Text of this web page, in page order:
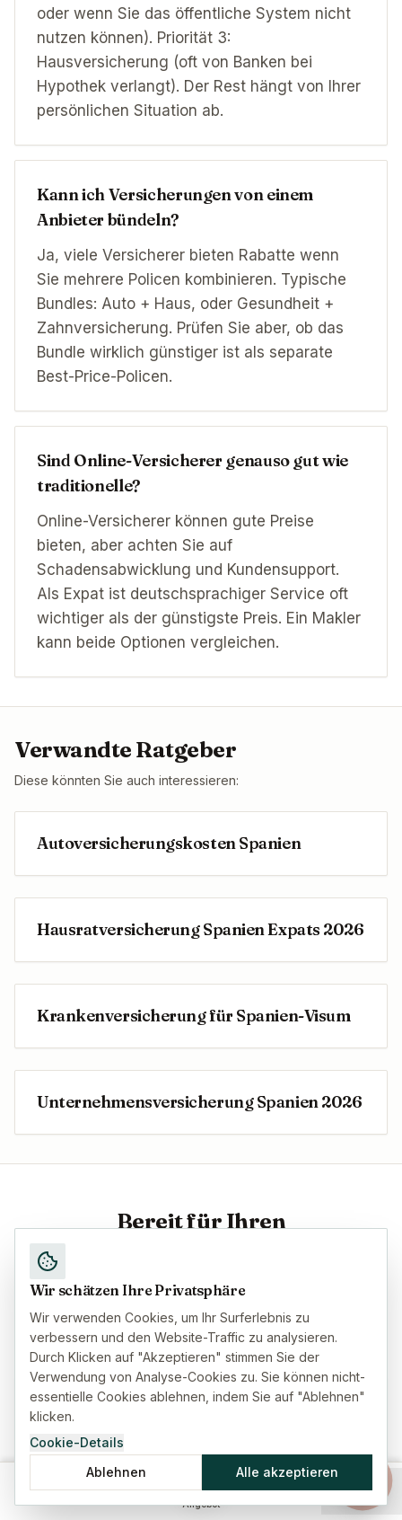
oder wenn Sie das öffentliche System nicht
nutzen können). Priorität 3:
Hausversicherung (oft von Banken bei
Hypothek verlangt). Der Rest hängt von Ihrer
persönlichen Situation ab.
Kann ich Versicherungen von einem
Anbieter bündeln?
Ja, viele Versicherer bieten Rabatte wenn
Sie mehrere Policen kombinieren. Typische
Bundles: Auto + Haus, oder Gesundheit +
Zahnversicherung. Prüfen Sie aber, ob das
Bundle wirklich günstiger ist als separate
Best-Price-Policen.
Sind Online-Versicherer genauso gut wie
traditionelle?
Online-Versicherer können gute Preise
bieten, aber achten Sie auf
Schadensabwicklung und Kundensupport.
Als Expat ist deutschsprachiger Service oft
wichtiger als der günstigste Preis. Ein Makler
kann beide Optionen vergleichen.
Verwandte Ratgeber
Diese könnten Sie auch interessieren:
Autoversicherungskosten Spanien
Hausratversicherung Spanien Expats 2026
Krankenversicherung für Spanien-Visum
Unternehmensversicherung Spanien 2026
Bereit für Ihren
Wenn Sie bereit sind, entdecken Sie mit uns Ihre
Versicherungsoptionen in Spanien und fordern Sie
ein persönliches Angebot auf Deutsch an.
Alle Versicherungsarten durchsuchen
Alle Versicherungsprodukte für Expats in Spanien
ansehen. Optionen vergleichen und Angebote auf
Deutsch erhalten.
Angebot
Wir schätzen Ihre Privatsphäre
Wir verwenden Cookies, um Ihr Surferlebnis zu
verbessern und den Website-Traffic zu analysieren.
Durch Klicken auf "Akzeptieren" stimmen Sie der
Verwendung von Analyse-Cookies zu. Sie können nicht-
essentielle Cookies ablehnen, indem Sie auf "Ablehnen"
klicken.
Cookie-Details
Ablehnen
Alle akzeptieren